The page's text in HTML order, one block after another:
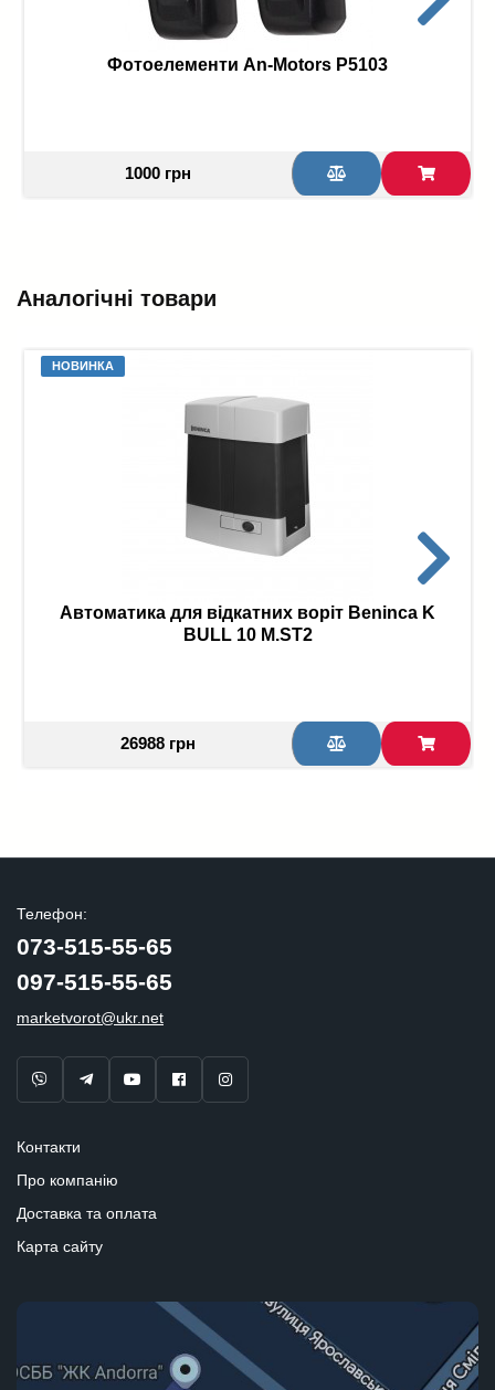
Фотоелементи An-Motors P5103
1000 грн
Аналогічні товари
НОВИНКА
Автоматика для відкатних воріт Beninca K
BULL 10 M.ST2
26988 грн
Телефон:
073-515-55-65
097-515-55-65
marketvorot@ukr.net
Контакти
Про компанію
Доставка та оплата
Карта сайту